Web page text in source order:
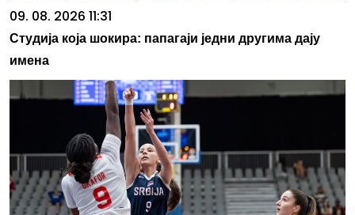
09. 08. 2026 11:31
Студија која шокира: папагаји једни другима дају
имена